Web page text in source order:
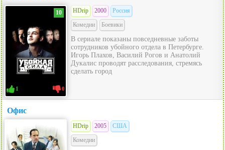
10
1 0
HDrip 2000
Россия
Комедии
Боевики
В сериале показаны повседневные заботы
сотрудников убойного отдела в Петербурге.
Игорь Плахов, Василий Рогов и Анатолий
Дукалис проводят расследования, стремясь
сделать город
Офис
HDrip 2005
США
Комедии